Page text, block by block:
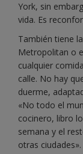
York, sin
vida. Es
También tiene
Metropolitan o
cualquier
calle. No hay
duerme,
«No todo el
cocinero, libro
semana y el
otras ciudades».